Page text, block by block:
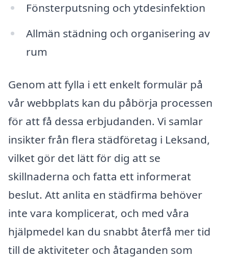
Fönsterputsning och ytdesinfektion
Allmän städning och organisering av
rum
Genom att fylla i ett enkelt formulär på
vår webbplats kan du påbörja processen
för att få dessa erbjudanden. Vi samlar
insikter från flera städföretag i Leksand,
vilket gör det lätt för dig att se
skillnaderna och fatta ett informerat
beslut. Att anlita en städfirma behöver
inte vara komplicerat, och med våra
hjälpmedel kan du snabbt återfå mer tid
till de aktiviteter och åtaganden som